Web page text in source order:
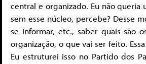
central e organizado. Eu não queria
sem esse núcleo, percebe? Desse
se informar, etc., saber quais são
organização, o que vai ser feito.
Eu estruturei isso no Partido dos